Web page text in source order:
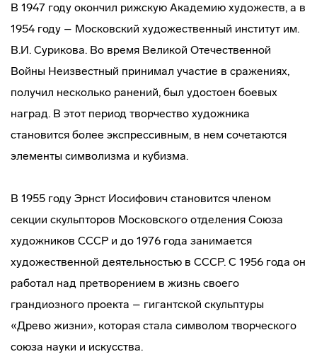
В 1947 году окончил рижскую Академию художеств, а в
1954 году – Московский художественный институт им.
В.И. Сурикова. Во время Великой Отечественной
Войны Неизвестный принимал участие в сражениях,
получил несколько ранений, был удостоен боевых
наград. В этот период творчество художника
становится более экспрессивным, в нем сочетаются
элементы символизма и кубизма.
В 1955 году Эрнст Иосифович становится членом
секции скульпторов Московского отделения Союза
художников СССР и до 1976 года занимается
художественной деятельностью в СССР. С 1956 года он
работал над претворением в жизнь своего
грандиозного проекта – гигантской скульптуры
«Древо жизни», которая стала символом творческого
союза науки и искусства.